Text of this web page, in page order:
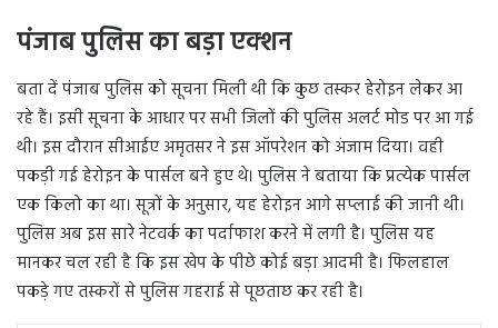
पंजाब पुलिस का बड़ा एक्शन
बता दें पंजाब पुलिस को सूचना मिली थी कि कुछ तस्कर हेरोइन लेकर आ
रहे हैं। इसी सूचना के आधार पर सभी जिलों की पुलिस अलर्ट मोड पर आ गई
थी। इस दौरान सीआईए अमृतसर ने इस ऑपरेशन को अंजाम दिया। वही
पकड़ी गई हेरोइन के पार्सल बने हुए थे। पुलिस ने बताया कि प्रत्येक पार्सल
एक किलो का था। सूत्रों के अनुसार, यह हेरोइन आगे सप्लाई की जानी थी।
पुलिस अब इस सारे नेटवर्क का पर्दाफाश करने में लगी है। पुलिस यह
मानकर चल रही है कि इस खेप के पीछे कोई बड़ा आदमी है। फिलहाल
पकड़े गए तस्करों से पुलिस गहराई से पूछताछ कर रही है।